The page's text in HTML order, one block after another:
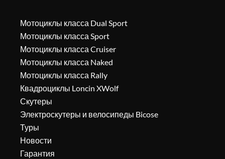
Мотоциклы класса Dual Sport
Мотоциклы класса Sport
Мотоциклы класса Cruiser
Мотоциклы класса Naked
Мотоциклы класса Rally
Квадроциклы Loncin XWolf
Скутеры
Электроскутеры и велосипеды Bicose
Туры
Новости
Гарантия